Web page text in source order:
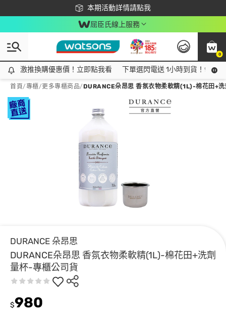
本期活動詳情請點我
下載app最高回饋$350
屈臣氏線上服務
0
激推換購優惠價！立即點我看
激推換購優惠價！立即點我看 下單選閃電送 1小時到貨！領神
首頁/專櫃/ 更多專櫃商品/DURANCE朵昂思 香氛衣物柔軟精(1L)-棉花田+
DURANCE 朵昂思
DURANCE朵昂思 香氛衣物柔軟精(1L)-棉花田+洗劑
量杯-專櫃公司貨
$980